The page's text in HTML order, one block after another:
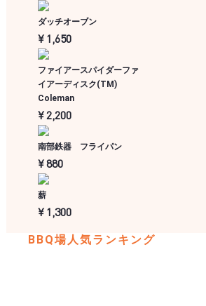
ダッチオーブン
¥ 1,650
ファイアースパイダーファ
イアーディスク(TM)
Coleman
¥ 2,200
南部鉄器 フライパン
¥ 880
薪
¥ 1,300
BBQ場人気ランキング